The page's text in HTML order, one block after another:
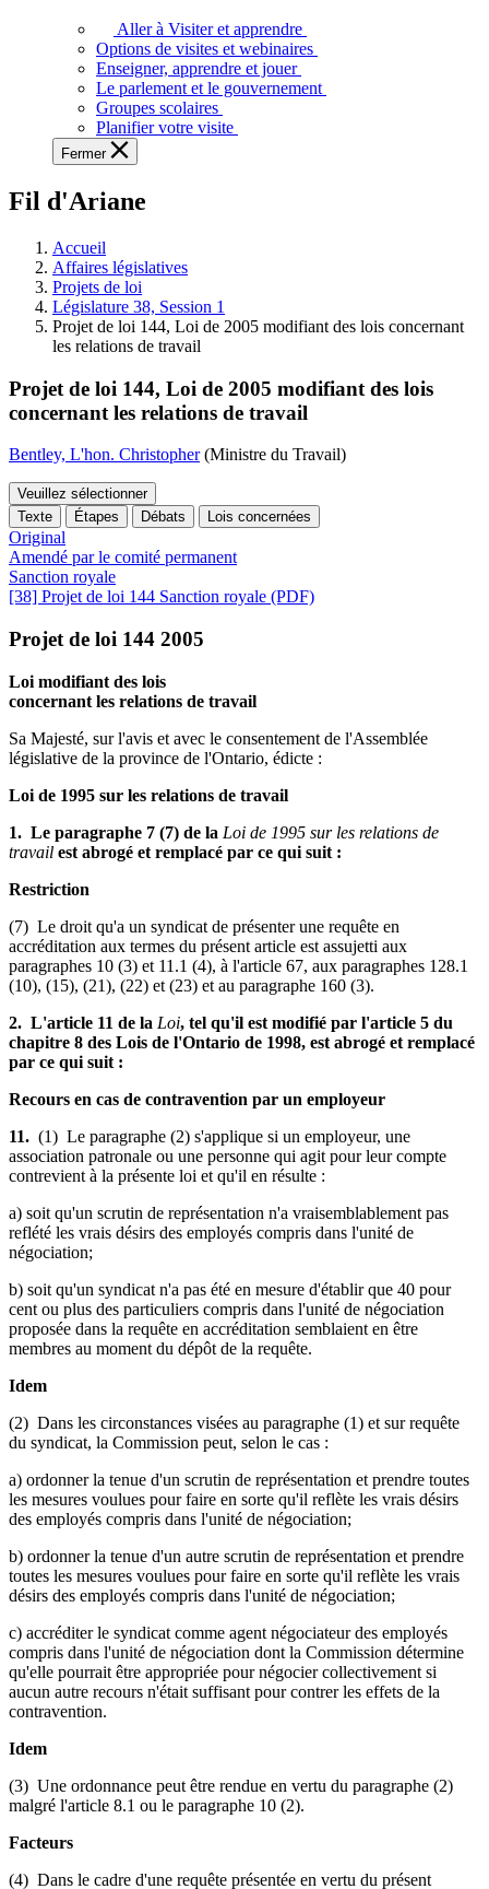
voir,
apprendre
et
à
à
législative.
Aller à Visiter et apprendre
Options de visites et webinaires
Enseigner, apprendre et jouer
Le parlement et le gouvernement
Groupes scolaires
Planifier votre visite
Fermer
Fil d'Ariane
Accueil
Affaires législatives
Projets de loi
Législature 38, Session 1
Projet de loi 144, Loi de 2005 modifiant des lois concernant
les relations de travail
Projet de loi 144, Loi de 2005 modifiant des lois
concernant les relations de travail
Bentley, L'hon. Christopher(Ministre du Travail)
Veuillez sélectionner
Texte
Étapes Débats Lois concernées
Original
Amendé par le comité permanent
Sanction royale
[38] Projet de loi 144 Sanction royale (PDF)
Projet de loi 144 2005
Loi modifiant des lois
concernant les relations de travail
Sa Majesté, sur l'avis et avec le consentement de l'Assemblée
législative de la province de l'Ontario, édicte :
Loi de 1995 sur les relations de travail
1. Le paragraphe 7 (7) de la Loi de 1995 sur les relations de
travail est abrogé et remplacé par ce qui suit :
Restriction
(7) Le droit qu'a un syndicat de présenter une requête en
accréditation aux termes du présent article est assujetti aux
paragraphes 10 (3) et 11.1 (4), à l'article 67, aux paragraphes 128.1
(10), (15), (21), (22) et (23) et au paragraphe 160 (3).
2. L'article 11 de la Loi, tel qu'il est modifié par l'article 5 du
chapitre 8 des Lois de l'Ontario de 1998, est abrogé et remplacé
par ce qui suit :
Recours en cas de contravention par un employeur
11. (1) Le paragraphe (2) s'applique si un employeur, une
association patronale ou une personne qui agit pour leur compte
contrevient à la présente loi et qu'il en résulte :
a) soit qu'un scrutin de représentation n'a vraisemblablement pas
reflété les vrais désirs des employés compris dans l'unité de
négociation;
b) soit qu'un syndicat n'a pas été en mesure d'établir que 40 pour
cent ou plus des particuliers compris dans l'unité de négociation
proposée dans la requête en accréditation semblaient en être
membres au moment du dépôt de la requête.
Idem
(2) Dans les circonstances visées au paragraphe (1) et sur requête
du syndicat, la Commission peut, selon le cas :
a) ordonner la tenue d'un scrutin de représentation et prendre toutes
les mesures voulues pour faire en sorte qu'il reflète les vrais désirs
des employés compris dans l'unité de négociation;
b) ordonner la tenue d'un autre scrutin de représentation et prendre
toutes les mesures voulues pour faire en sorte qu'il reflète les vrais
désirs des employés compris dans l'unité de négociation;
c) accréditer le syndicat comme agent négociateur des employés
compris dans l'unité de négociation dont la Commission détermine
qu'elle pourrait être appropriée pour négocier collectivement si
aucun autre recours n'était suffisant pour contrer les effets de la
contravention.
Idem
(3) Une ordonnance peut être rendue en vertu du paragraphe (2)
malgré l'article 8.1 ou le paragraphe 10 (2).
Facteurs
(4) Dans le cadre d'une requête présentée en vertu du présent